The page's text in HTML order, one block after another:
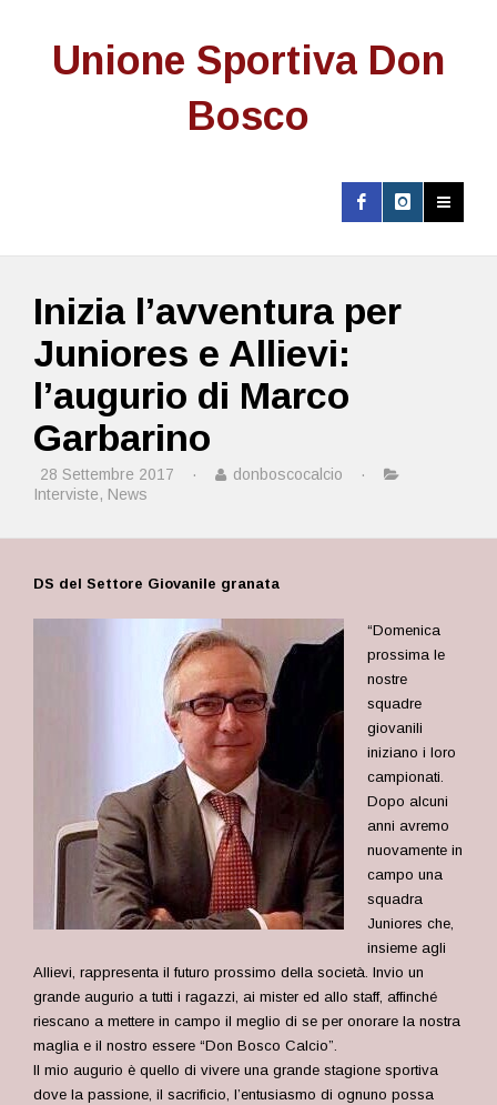
Unione Sportiva Don
Bosco
Inizia l’avventura per
Juniores e Allievi:
l’augurio di Marco
Garbarino
28 Settembre 2017 · donboscocalcio
·
Interviste, News
DS del Settore Giovanile granata
“Domenica
prossima le
nostre
squadre
giovanili
iniziano i loro
campionati.
Dopo alcuni
anni avremo
nuovamente in
campo una
squadra
Juniores che,
insieme agli
Allievi, rappresenta il futuro prossimo della società. Invio un
grande augurio a tutti i ragazzi, ai mister ed allo staff, affinché
riescano a mettere in campo il meglio di se per onorare la nostra
maglia e il nostro essere “Don Bosco Calcio”.
Il mio augurio è quello di vivere una grande stagione sportiva
dove la passione, il sacrificio, l’entusiasmo di ognuno possa